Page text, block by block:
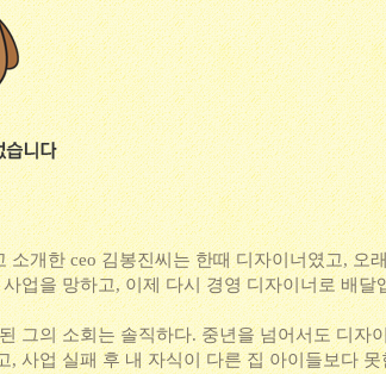
소개한 ceo 김봉진씨는 한때 디자이너였고, 오
업을 망하고, 이제 다시 경영 디자이너로 배달
그의 소회는 솔직하다. 중년을 넘어서도 디자
, 사업 실패 후 내 자식이 다른 집 아이들보다